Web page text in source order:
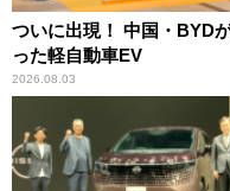
ついに出現！ 中国・BYD
った軽自動車EV
2026.08.03